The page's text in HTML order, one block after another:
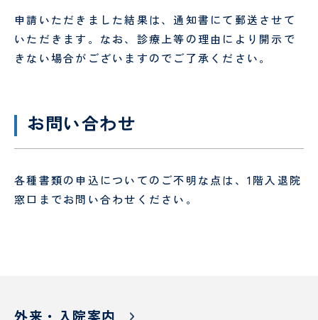
申請いただきました結果は、通知書にて郵送させて
いただきます。なお、診療上等の理由により開示で
きない場合がございますのでご了承ください。
お問い合わせ
各種書類の申込についてのご不明な点は、1階入退院
窓口までお問い合わせください。
外来・入院案内